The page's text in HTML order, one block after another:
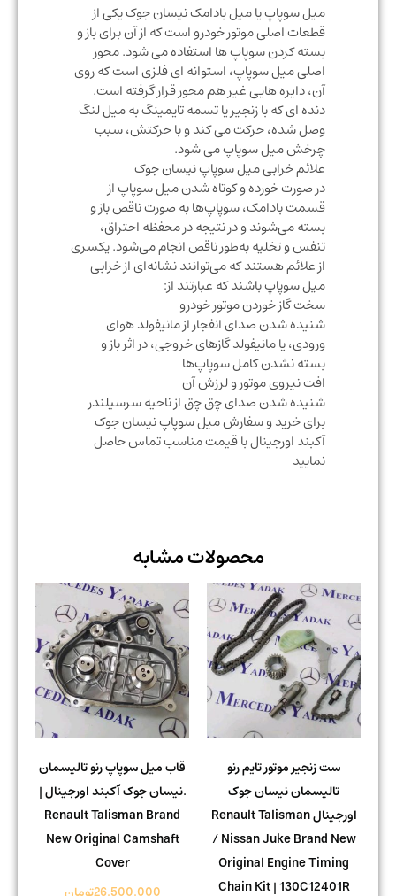
میل سوپاپ یا میل بادامک نیسان جوک یکی از
قطعات اصلی موتور خودرو است که از آن برای باز و
بسته کردن سوپاپ ها استفاده می شود. محور
اصلی میل سوپاپ، استوانه ای فلزی است که روی
آن، دایره هایی غیر هم محور قرار گرفته است.
دنده ای که با زنجیر یا تسمه تایمینگ به میل لنگ
وصل شده، حرکت می کند و با حرکتش، سبب
چرخش میل سوپاپ می شود.
علائم خرابی میل سوپاپ نیسان جوک
در صورت خورده و کوتاه شدن میل سوپاپ از
قسمت بادامک، سوپاپ‌ها به صورت ناقص باز و
بسته می‌شوند و در نتیجه در محفظه احتراق،
تنفس و تخلیه به‌طور ناقص انجام می‌شود. یکسری
از علائم هستند که می‌توانند نشانه‌ای از خرابی
میل سوپاپ باشند که عبارتند از:
سخت گاز خوردن موتور خودرو
شنیده شدن صدای انفجار از مانیفولد هوای
ورودی، یا مانیفولد گازهای خروجی، در اثر باز و
بسته نشدن کامل سوپاپ‌ها
افت نیروی موتور و لرزش آن
شنیده شدن صدای چق چق از ناحیه سرسیلندر
برای خرید و سفارش میل سوپاپ نیسان جوک
آکبند اورجینال با قیمت مناسب تماس حاصل
نمایید
محصولات مشابه
ست زنجیر موتور تایم رنو
تالیسمان نیسان جوک
اورجینال Renault Talisman
/ Nissan Juke Brand New
Original Engine Timing
Chain Kit | 130C12401R
قاب میل سوپاپ رنو تالیسمان
.نیسان جوک آکبند اورجینال |
Renault Talisman Brand
New Original Camshaft
Cover